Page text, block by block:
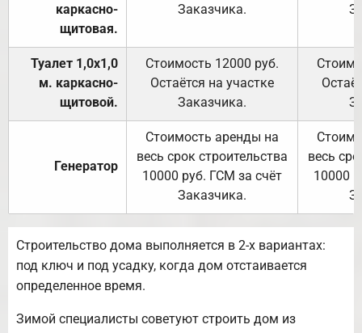
каркасно-
щитовая.
Заказчика.
Туалет 1,0х1,0
м. каркасно-
щитовой.
Стоимость 12000 руб.
Остаётся на участке
Заказчика.
Генератор
Стоимость аренды на
весь срок строительства
10000 руб. ГСМ за счёт
Заказчика.
весь
10000
Строительство дома выполняется в 2-х вариантах:
под ключ и под усадку, когда дом отстаивается
определенное время.
Зимой специалисты советуют строить дом из